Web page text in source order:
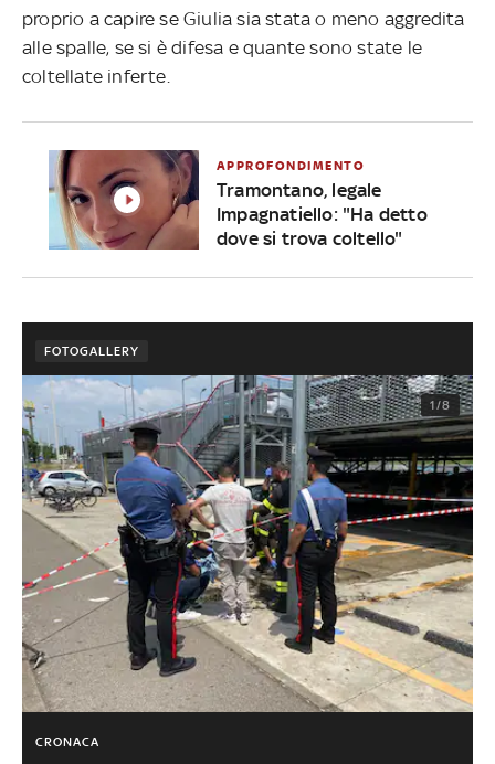
proprio a capire se Giulia sia stata o meno aggredita
alle spalle, se si è difesa e quante sono state le
coltellate inferte.
APPROFONDIMENTO
Tramontano, legale
Impagnatiello: "Ha detto
dove si trova coltello"
FOTOGALLERY
1/8
CRONACA